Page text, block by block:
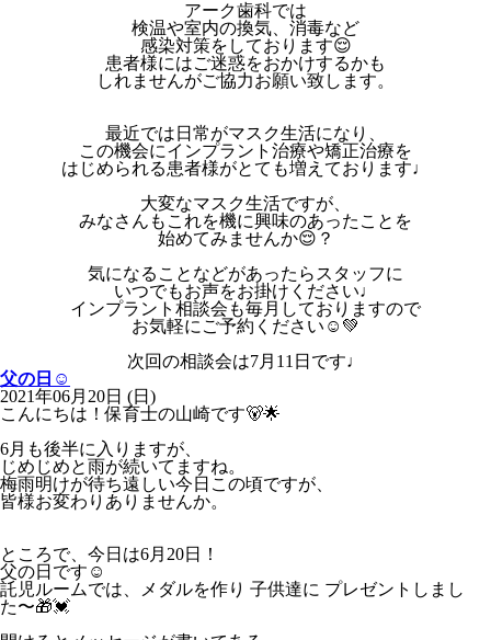
アーク歯科では
検温や室内の換気、消毒など
感染対策をしております😌
患者様にはご迷惑をおかけするかも
しれませんがご協力お願い致します。
最近では日常がマスク生活になり、
この機会にインプラント治療や矯正治療を
はじめられる患者様がとても増えております♩
大変なマスク生活ですが、
みなさんもこれを機に興味のあったことを
始めてみませんか😌？
気になることなどがあったらスタッフに
いつでもお声をお掛けください♩
インプラント相談会も毎月しておりますので
お気軽にご予約ください☺️💚
次回の相談会は7月11日です♩
父の日☺︎
2021年06月20日 (日)
こんにちは！保育士の山崎です🐻🌟
6月も後半に入りますが、
じめじめと雨が続いてますね。
梅雨明けが待ち遠しい今日この頃ですが、
皆様お変わりありませんか。
ところで、今日は6月20日！
父の日です☺️
託児ルームでは、メダルを作り 子供達に プレゼントしまし
た〜🎁💓